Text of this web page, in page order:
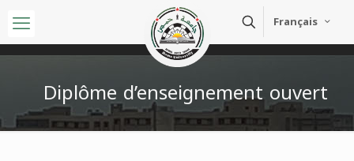
Français
Diplôme d’enseignement ouvert